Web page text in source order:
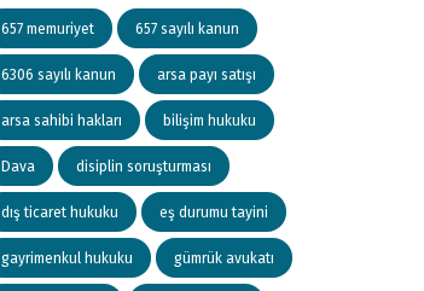
657 memuriyet 657 sayılı kanun
6306 sayılı kanun arsa payı satışı
arsa sahibi hakları bilişim hukuku
Dava disiplin soruşturması
dış ticaret hukuku eş durumu tayini
gayrimenkul hukuku gümrük avukatı